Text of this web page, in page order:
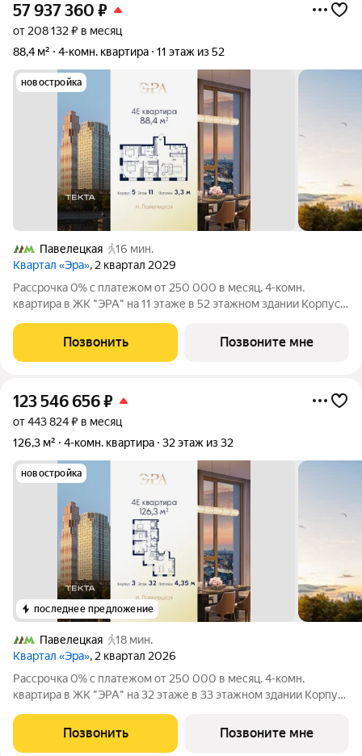
57 937 360 ₽
от 208 132 ₽ в месяц
88,4 м²
4-комн. квартира 11 этаж из 52
новостройка
Павелецкая
16 мин.
Квартал «Эра», 2 квартал 2029
Рассрочка 0% с платежом от 250 000 в месяц. 4-комн.
квартира в ЖК "ЭРА" на 11 этаже в 52 этажном здании Корпус
потолков 3.30 м. Современный премиум-квартал ЭРА на
Дербеневской набережной,
Позвонить Позвоните мне
123 546 656₽
от 443 824 ₽ в месяц
126,3 м²
4-комн. квартира 32 этаж из 32
новостройка
последнее предложение
Павелецкая
18 мин.
Квартал «Эра», 2 квартал 2026
Рассрочка 0% с платежом от 250 000 в месяц. 4-комн.
квартира в ЖК "ЭРА" на 32 этаже в 33 этажном здании Корпус
потолков 4.35 м. Современный премиум-квартал ЭРА на
Дербеневской набережной,
Позвонить Позвоните мне